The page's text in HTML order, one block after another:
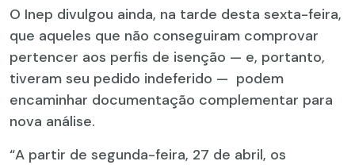
O Inep divulgou ainda, na tarde desta sexta-feira,
que aqueles que não conseguiram comprovar
pertencer aos perfis de isenção — e, portanto,
tiveram seu pedido indeferido — podem
encaminhar documentação complementar para
nova análise.
“A partir de segunda-feira, 27 de abril, os